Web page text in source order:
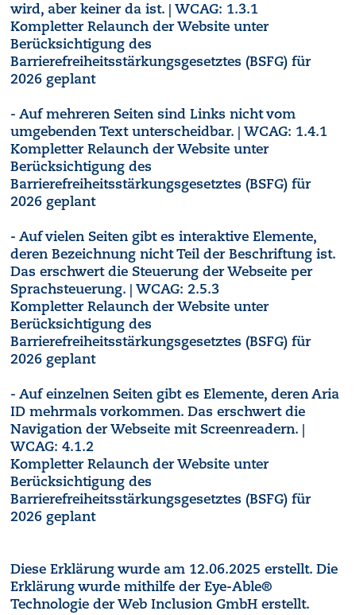
wird, aber keiner da ist. | WCAG: 1.3.1
Kompletter Relaunch der Website unter
Berücksichtigung des
Barrierefreiheitsstärkungsgesetztes (BSFG) für
2026 geplant
- Auf mehreren Seiten sind Links nicht vom
umgebenden Text unterscheidbar. | WCAG: 1.4.1
Kompletter Relaunch der Website unter
Berücksichtigung des
Barrierefreiheitsstärkungsgesetztes (BSFG) für
2026 geplant
- Auf vielen Seiten gibt es interaktive Elemente,
deren Bezeichnung nicht Teil der Beschriftung ist.
Das erschwert die Steuerung der Webseite per
Sprachsteuerung. | WCAG: 2.5.3
Kompletter Relaunch der Website unter
Berücksichtigung des
Barrierefreiheitsstärkungsgesetztes (BSFG) für
2026 geplant
- Auf einzelnen Seiten gibt es Elemente, deren Aria
ID mehrmals vorkommen. Das erschwert die
Navigation der Webseite mit Screenreadern. |
WCAG: 4.1.2
Kompletter Relaunch der Website unter
Berücksichtigung des
Barrierefreiheitsstärkungsgesetztes (BSFG) für
2026 geplant
Diese Erklärung wurde am 12.06.2025 erstellt. Die
Erklärung wurde mithilfe der Eye-Able®
Technologie der Web Inclusion GmbH erstellt.